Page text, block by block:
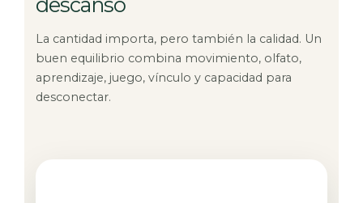
La cantidad importa, pero también la calidad. Un
buen equilibrio combina movimiento, olfato,
aprendizaje, juego, vínculo y capacidad para
desconectar.